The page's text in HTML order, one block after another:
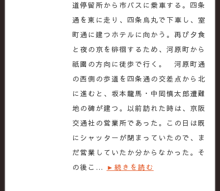
道停留所から市バスに乗車する。四条
通を東に走り、四条烏丸で下車し、室
町通に建つホテルに向かう。再び夕食
と夜の京を徘徊するため、河原町から
祇園の方向に徒歩で行く。 河原町通
の西側の歩道を四条通の交差点から北
に進むと、坂本龍馬・中岡慎太郎遭難
地の碑が建つ。以前訪れた時は、京阪
交通社の営業所であった。この日は既
にシャッターが閉まっていたので、ま
だ営業していたか分からなかった。そ
の後こ… ►続きを読む